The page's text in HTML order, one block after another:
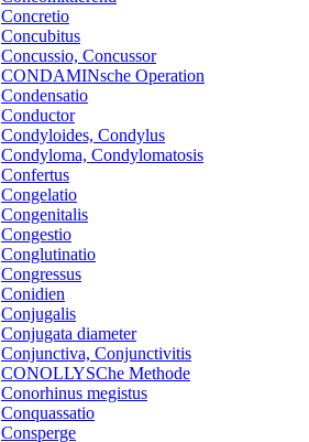
Concretio
Concubitus
Concussio, Concussor
CONDAMINsche Operation
Condensatio
Conductor
Condyloides, Condylus
Condyloma, Condylomatosis
Confertus
Congelatio
Congenitalis
Congestio
Conglutinatio
Congressus
Conidien
Conjugalis
Conjugata diameter
Conjunctiva, Conjunctivitis
CONOLLYSChe Methode
Conorhinus megistus
Conquassatio
Consperge